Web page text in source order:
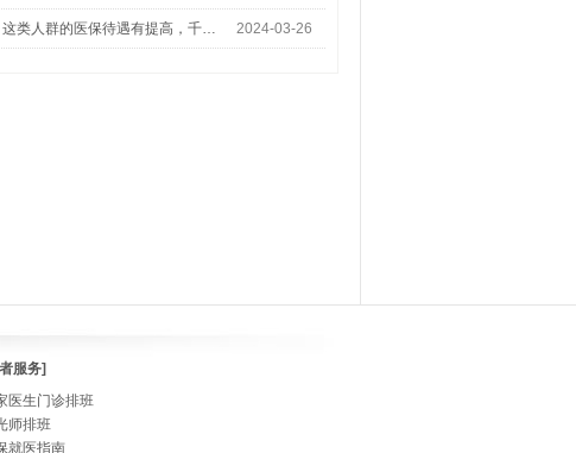
类人群的医保待遇有提高，千… 2024-03-26
服务]
医生门诊排班
师排班
就医指南